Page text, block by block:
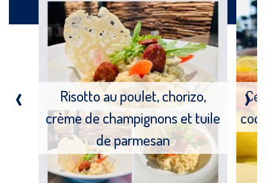
Produits
Risotto au poulet, chorizo,
crème de champignons et tuile
de parmesan
‹ ›